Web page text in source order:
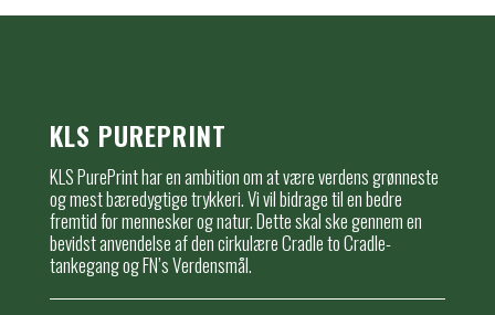
KLS PUREPRINT
KLS PurePrint har en ambition om at være verdens grønneste
og mest bæredygtige trykkeri. Vi vil bidrage til en bedre
fremtid for mennesker og natur. Dette skal ske gennem en
bevidst anvendelse af den cirkulære Cradle to Cradle-
tankegang og FN’s Verdensmål.